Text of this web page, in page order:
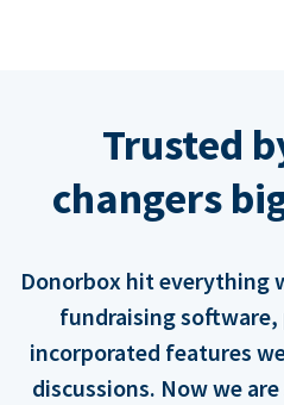
Trusted
changers
Donorbox hit everything
fundraising
incorporated features
discussions. Now we